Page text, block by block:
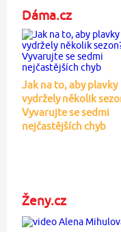
Dáma.cz
Jak na to, aby plavky
vydržely několik
Vyvarujte se sedmi
nejčastějších chyb
Ženy.cz